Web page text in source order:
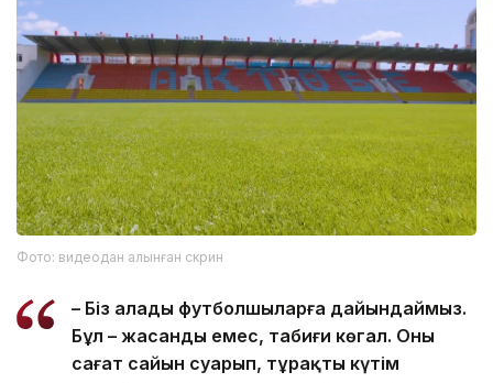
Фото: видеодан алынған скрин
– Біз алаңды футболшыларға дайындаймыз.
Бұл – жасанды емес, табиғи көгал. Оны
сағат сайын суарып, тұрақты күтім